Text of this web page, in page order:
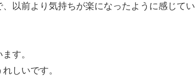
以前より気持ちが楽になったように感じてい
す。
しいです。